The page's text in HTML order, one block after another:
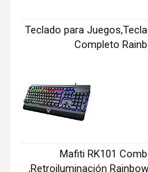
Teclado para
Completo
Mafiti RK101
,Retroiluminación